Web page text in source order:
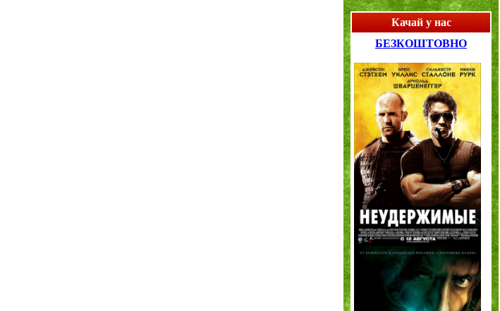
Качай у нас
БЕЗКОШТОВНО